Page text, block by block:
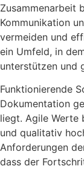
Zusammenarbeit
Kommunikation
vermeiden und
ein Umfeld, in
unterstützen und
Funktionierende
Dokumentation
liegt. Agile Werte
und qualitativ
Anforderungen
dass der